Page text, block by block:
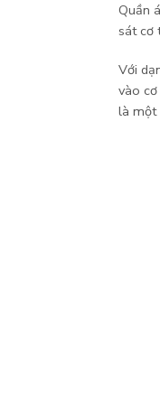
Quần
sát cơ
Với
vào
là một